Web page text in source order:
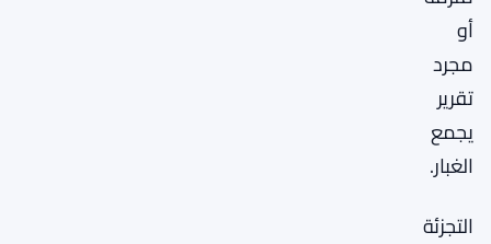
أو
مجرد
تقرير
يجمع
الغبار.
التجزئة